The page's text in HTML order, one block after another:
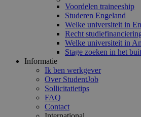
Voordelen traineeship
Studeren Engeland
Welke universiteit in
Recht
Welke universiteit in
Stage zoeken in het
Informatie
Ik ben werkgever
Over StudentJob
Sollicitatietips
FAQ
Contact